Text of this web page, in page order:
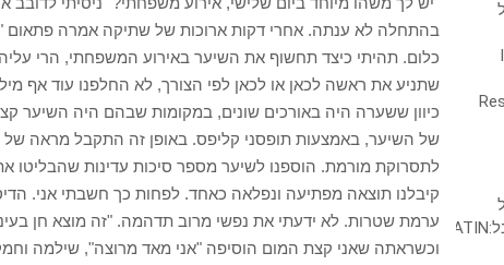
בהתחלה לא ענתה. אחרי דקות ארוכות של שתיקה אמרה פתאום
כלום. תהיתי כיצד תחשוף את השיער באירוע המשפחתי, הרי
שתניע את ראשה לכאן או לכאן לפי הצורך, לא החלפנו עוד אף
כיוון ששערה היה באורכים שונים, במקומות שבהם היה השיער
של השיער, באמצעות תופסני קליפס. באופן זה התקבל מראה של
לתסרוקת מורמת. הוספנו לשיער מספר סיכות עדינות שהבליטו
קיבלנו תוצאה מפתיעה ונפלאה כאחד. לפחות כך חשבתי אני.
ערמת שטרות. לא ידעתי את נפשי מרוב תדהמה. "זה מוצא חן
וכשראתה שאני קצת המום הוסיפה "אני מאד מרוצה", שילמה